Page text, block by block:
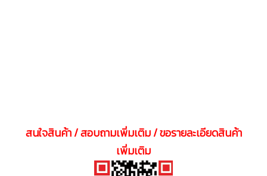
สนใจสินค้า / สอบถามเพิ่มเติม / ขอรายละเอียดสินค้า
เพิ่มเติม